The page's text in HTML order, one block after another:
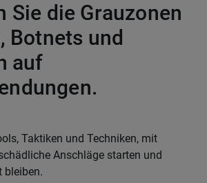
Sie die Grauzonen
Botnets und
auf
Taktiken und Techniken, mit
Anschläge starten und
bleiben.